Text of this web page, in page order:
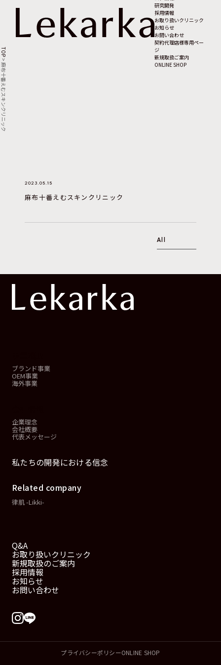
研究開発
採用情報
お取り扱いクリニック
お知らせ
お問い合わせ
契約代理店様専用ペー
ジ
新規取扱ご案内
ONLINE SHOP
TOP
>
麻布十番えむスキンクリニック
2023.05.15
麻布十番えむスキンクリニック
All
ブランド事業
OEM事業
海外事業
企業理念
会社概要
代表メッセージ
私たちの開発における信念
Related company
律肌 -Likki-
Q&A
お取り扱いクリニック
新規取扱のご案内
採用情報
お知らせ
お問い合わせ
プライバシーポリシーONLINE SHOP